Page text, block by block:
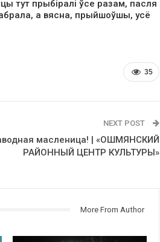
тут прыбіралі ўсе разам, пасля
а вясна, прыйшоўшы, усё
35
NEXT POST
масленица! | «ОШМЯНСКИЙ
РАЙОННЫЙ ЦЕНТР КУЛЬТУРЫ»
More From Author